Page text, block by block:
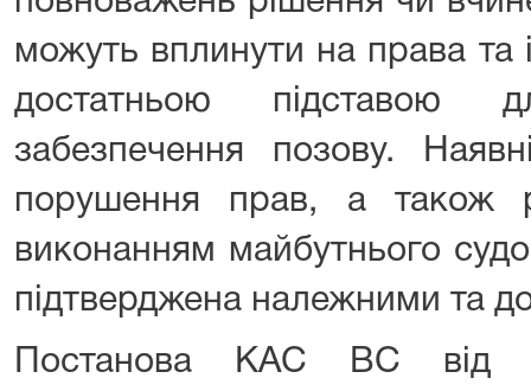
можуть вплинути на права та
достатньою підставою
забезпечення позову.
порушення прав, а також
виконанням майбутнього
підтверджена належними та
Постанова КАС ВС від